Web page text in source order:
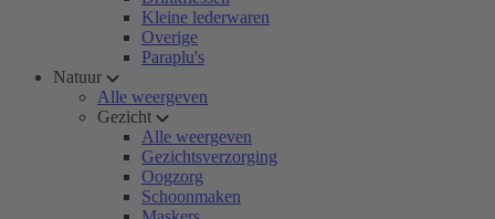
Kleine lederwaren
Overige
Paraplu's
Natuur
Alle weergeven
Gezicht
Alle weergeven
Gezichtsverzorging
Oogzorg
Schoonmaken